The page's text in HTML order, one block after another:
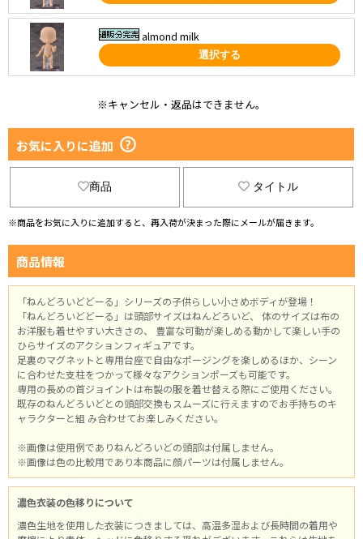
almond milk
選択する
※キャンセル・返品はできません。
お気に入りに追加
商品 タイトル
※商品をお気に入りに追加すると、再入荷が決まった際にメールが届きます。
商品情報
「ねんどろいどどーる」シリーズの子供らしい小さめボディが登場！
「ねんどろいどどーる」は頭部サイズはねんどろいど、 体のサイズは布の
お洋服も着せやすい大きさの、 豊富な可動が楽しめる動かして楽しい手の
ひらサイズのアクションフィギュアです。
足裏のマグネットと専用台座で自由なポージングを楽しめるほか、シーン
に合わせた支柱をつかって様々なアクションポーズも可能です。
専用の長めの首ジョイントは布製の服を着せ替える際にご使用ください。
既存のねんどろいどとの頭部交換もスムーズに行えますのでお手持ちのキ
ャラクターと組 み合わせてお楽しみください。
※画像は使用例でありねんどろいどの頭部は付属しません。
※画像は色の比較用であり本商品に顔パーツは付属しません。
濃色衣装の色移りについて
濃色生地を使用した衣装につきましては、高温多湿および長時間の着用や